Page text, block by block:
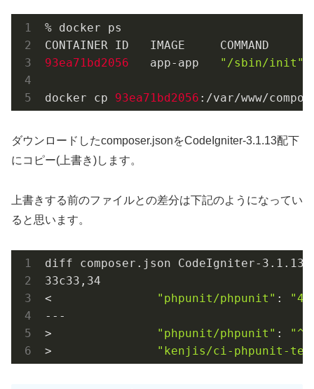
% docker ps
93ea71bd2056
  app-app
"/sbin/init"
docker cp 93ea71bd2056 :/var/www/
ダウンロードしたcomposer.jsonをCodeIgniter-3.1.13配下
にコピー(上書き)します。
上書きする前のファイルとの差分は下記のようになってい
ると思います。
diff composer.json CodeIgniter-3.1.13/
33c33,34
<
"phpunit/phpunit" :
---
>
"phpunit/phpunit" :
>
"kenjis/ci-phpunit-